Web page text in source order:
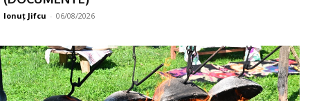
Ionuţ Jifcu - 06/08/2026